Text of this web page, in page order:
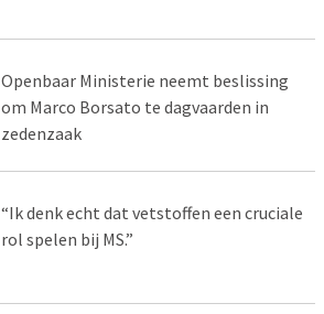
Openbaar Ministerie neemt beslissing
om Marco Borsato te dagvaarden in
zedenzaak
“Ik denk echt dat vetstoffen een cruciale
rol spelen bij MS.”